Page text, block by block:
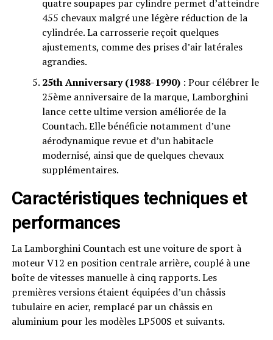
quatre soupapes par cylindre permet d’atteindre
455 chevaux malgré une légère réduction de la
cylindrée. La carrosserie reçoit quelques
ajustements, comme des prises d’air latérales
agrandies.
25th Anniversary (1988-1990): Pour célébrer le
25ème anniversaire de la marque, Lamborghini
lance cette ultime version améliorée de la
Countach. Elle bénéficie notamment d’une
aérodynamique revue et d’un habitacle
modernisé, ainsi que de quelques chevaux
supplémentaires.
Caractéristiques techniques et
performances
La Lamborghini Countach est une voiture de sport à
moteur V12 en position centrale arrière, couplé à une
boîte de vitesses manuelle à cinq rapports. Les
premières versions étaient équipées d’un châssis
tubulaire en acier, remplacé par un châssis en
aluminium pour les modèles LP500S et suivants.